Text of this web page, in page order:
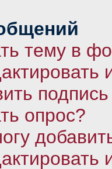
тему в
опрос?